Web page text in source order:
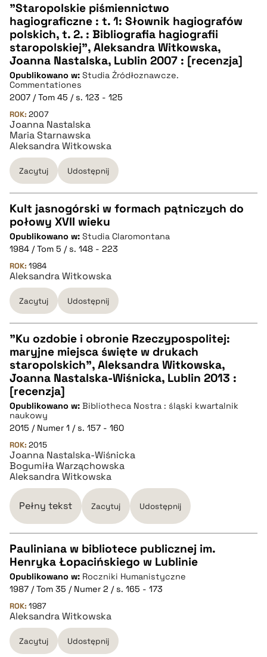
CZYSTY TEKST
pobierz cytat
BIBTEX
pobierz cytat
"Staropolskie piśmiennictwo
hagiograficzne : t. 1: Słownik hagiografów
polskich, t. 2. : Bibliografia hagiografii
staropolskiej", Aleksandra Witkowska,
Joanna Nastalska, Lublin 2007 : [recenzja]
Opublikowano w: Studia Źródłoznawcze.
Commentationes
2007 / Tom 45 / s. 123 - 125
ROK: 2007
Joanna Nastalska
Maria Starnawska
Aleksandra Witkowska
Zacytuj Udostępnij
CZYSTY TEKST
pobierz cytat
BIBTEX
pobierz cytat
Kult jasnogórski w formach pątniczych do
połowy XVII wieku
Opublikowano w: Studia Claromontana
1984 / Tom 5 / s. 148 - 223
ROK: 1984
Aleksandra Witkowska
Zacytuj Udostępnij
CZYSTY TEKST
pobierz cytat
BIBTEX
pobierz cytat
"Ku ozdobie i obronie Rzeczypospolitej:
maryjne miejsca święte w drukach
staropolskich", Aleksandra Witkowska,
Joanna Nastalska-Wiśnicka, Lublin 2013 :
[recenzja]
Opublikowano w: Bibliotheca Nostra : śląski kwartalnik
naukowy
2015 / Numer 1 / s. 157 - 160
ROK: 2015
Joanna Nastalska-Wiśnicka
Bogumiła Warząchowska
Aleksandra Witkowska
Pełny tekst Zacytuj Udostępnij
CZYSTY TEKST
pobierz cytat
BIBTEX
Pauliniana w bibliotece publicznej im.
Henryka Łopacińskiego w Lublinie
Opublikowano w: Roczniki Humanistyczne
1987 / Tom 35 / Numer 2 / s. 165 - 173
ROK: 1987
Aleksandra Witkowska
Zacytuj Udostępnij